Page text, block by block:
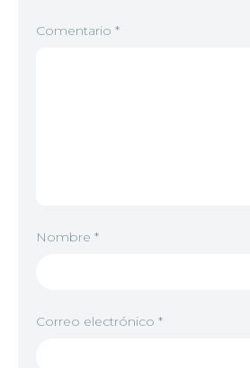
Comentario *
Nombre *
Correo electrónico *